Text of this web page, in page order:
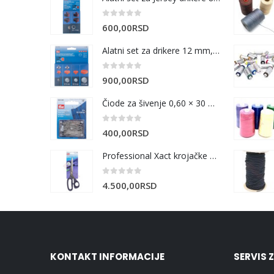
600,00RSD
Alatni set za drikere 12 mm, 15 mm i 20 mm
900,00RSD
Čiode za šivenje 0,60 × 30 mm | 20 g
400,00RSD
Professional Xact krojačke makaze 25 cm
4.500,00RSD
KONTAKT INFORMACIJE SERVIS